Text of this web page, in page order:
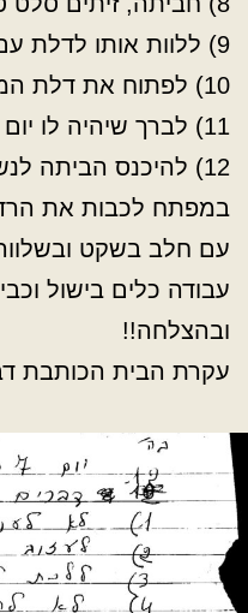
9) ללוות אותו לדלת עם חיוך אפשר?
10) לפתוח את דלת המעלית
11) לברך שיהיה לו יום טוב.
12) להיכנס הביתה
במפתח לכבות את
עם חלב בשקט
עבודה כלים בישול
ובהצלחה!!
עקרת הבית הכותבת